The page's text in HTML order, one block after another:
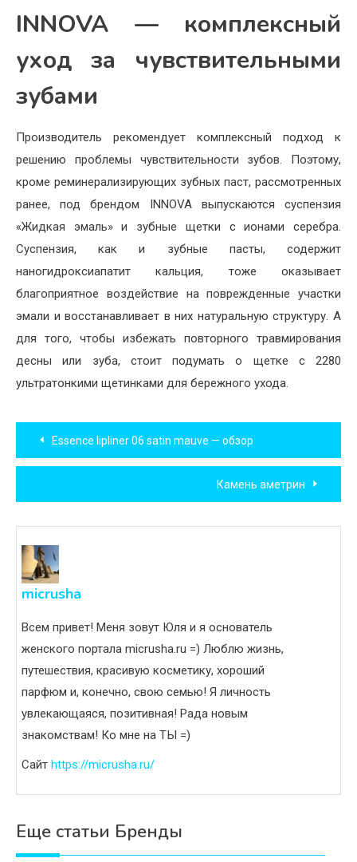
INNOVA — комплексный
уход за чувствительными
зубами
Производитель рекомендует комплексный подход к
решению проблемы чувствительности зубов. Поэтому,
кроме реминерализирующих зубных паст, рассмотренных
ранее, под брендом INNOVA выпускаются суспензия
«Жидкая эмаль» и зубные щетки с ионами серебра.
Суспензия, как и зубные пасты, содержит
наногидроксиапатит кальция, тоже оказывает
благоприятное воздействие на поврежденные участки
эмали и восстанавливает в них натуральную структуру. А
для того, чтобы избежать повторного травмирования
десны или зуба, стоит подумать о щетке с 2280
ультратонкими щетинками для бережного ухода.
Навигация
по
записям
Essence lipliner 06 satin mauve — обзор
Камень аметрин
micrusha
Всем привет! Меня зовут Юля и я основатель
женского портала micrusha.ru =) Люблю жизнь,
путешествия, красивую косметику, хороший
парфюм и, конечно, свою семью! Я личность
увлекающаяся, позитивная! Рада новым
знакомствам! Ко мне на ТЫ =)
Сайт https://micrusha.ru/
Еще статьи Бренды